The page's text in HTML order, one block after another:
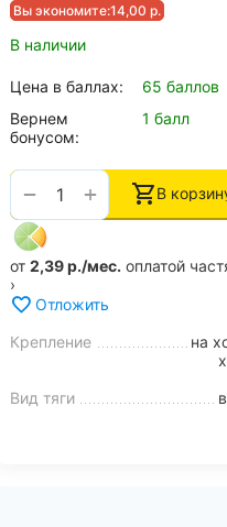
Вы экономите:14,00 р.
В наличии
Цена в баллах:
65 баллов
Вернем
бонусом:
1 балл
+
− В
от 2,39 р./мес. оплатой
›
Отложить
Крепление
на
Вид тяги